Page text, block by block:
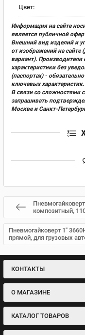
Цвет:
Информация на сайте
является публичной
Внешний вид изделий и
от изображений на
вариант). Производители
характеристики без
(паспортах) -
ключевых характеристик.
В связи со сложностями
запрашивать
Москве и Санкт-
композитный,
Пневмогайковерт 1"
прямой, для грузовых
КОНТАКТЫ
О МАГАЗИНЕ
КАТАЛОГ ТОВАРОВ